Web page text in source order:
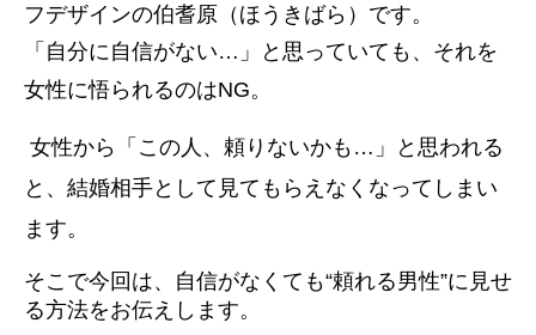
フデザインの伯耆原（ほうきばら）です。
「自分に自信がない…」と思っていても、それを
女性に悟られるのはNG。
と、結婚相手として見てもらえなくなってしまい
ます。
そこで今回は、自信がなくても“頼れる男性”に見せ
る方法をお伝えします。